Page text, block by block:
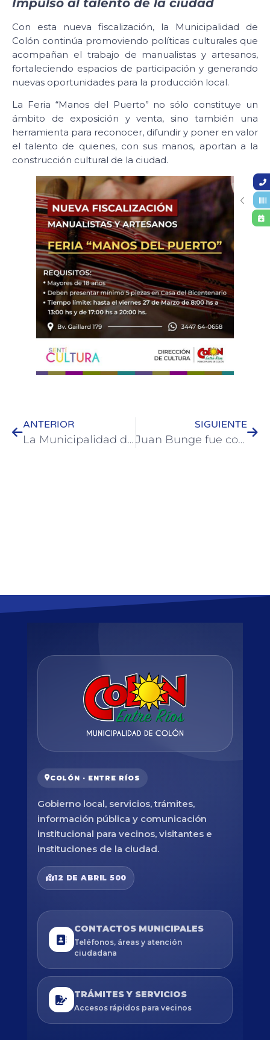
Impulso al talento de la ciudad
Con esta nueva fiscalización, la Municipalidad de
Colón continúa promoviendo políticas culturales que
acompañan el trabajo de manualistas y artesanos,
fortaleciendo espacios de participación y generando
nuevas oportunidades para la producción local.
La Feria “Manos del Puerto” no sólo constituye un
ámbito de exposición y venta, sino también una
herramienta para reconocer, difundir y poner en valor
el talento de quienes, con sus manos, aportan a la
construcción cultural de la ciudad.
ANTERIOR
La Municipalidad de Colón impulsó el taller de capacitación “Rompé con el Molde” para emprendedores locales
SIGUIENTE
Juan Bunge fue convocado al seleccionado argentino para disfrutar el Sudamericano M18
COLÓN · ENTRE RÍOS
Gobierno local, servicios, trámites,
información pública y comunicación
institucional para vecinos, visitantes e
instituciones de la ciudad.
12 DE ABRIL 500
CONTACTOS MUNICIPALES
Teléfonos, áreas y atención
ciudadana
TRÁMITES Y SERVICIOS
Accesos rápidos para vecinos